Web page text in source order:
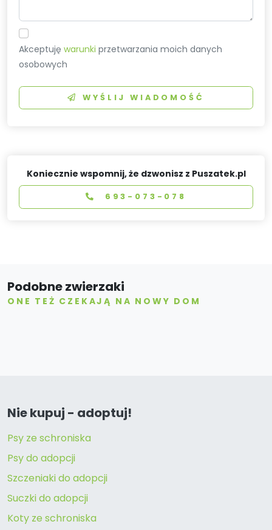
Akceptujęwarunki przetwarzania moich danych
osobowych
WYŚLIJ WIADOMOŚĆ
Koniecznie wspomnij, że dzwonisz z Puszatek.pl
693-073-078
Podobne zwierzaki
ONE TEŻ CZEKAJĄ NA NOWY DOM
Nie kupuj - adoptuj!
Psy ze schroniska
Psy do adopcji
Szczeniaki do adopcji
Suczki do adopcji
Koty ze schroniska